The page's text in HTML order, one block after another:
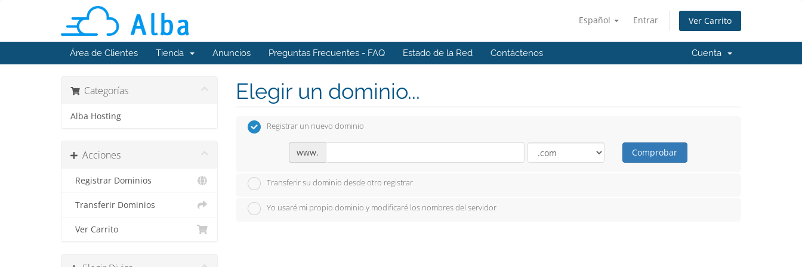
Español Entrar Ver Carrito
Área de Clientes Tienda Anuncios Preguntas Frecuentes - FAQ Estado de la Red Contáctenos Cuenta
Categorías
Alba Hosting
Acciones
Registrar Dominios
Transferir Dominios
Ver Carrito
Elegir un dominio...
Registrar un nuevo dominio
www. Comprobar
Transferir su dominio desde otro registrar
Yo usaré mi propio dominio y modificaré los nombres del servidor